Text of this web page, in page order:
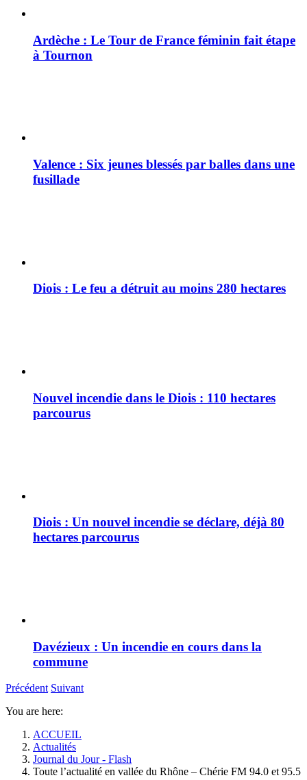
Ardèche : Le Tour de France féminin fait étape
à Tournon
Valence : Six jeunes blessés par balles dans une
fusillade
Diois : Le feu a détruit au moins 280 hectares
Nouvel incendie dans le Diois : 110 hectares
parcourus
Diois : Un nouvel incendie se déclare, déjà 80
hectares parcourus
Davézieux : Un incendie en cours dans la
commune
Précédent Suivant
You are here:
ACCUEIL
Actualités
Journal du Jour - Flash
Toute l’actualité en vallée du Rhône – Chérie FM 94.0 et 95.5